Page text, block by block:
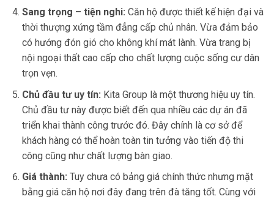
Sang trọng – tiện nghi: Căn hộ được thiết kế hiện đại và
thời thượng xứng tầm đẳng cấp chủ nhân. Vừa đảm bảo
có hướng đón gió cho không khí mát lành. Vừa trang bị
nội ngoại thất cao cấp cho chất lượng cuộc sống cư dân
trọn vẹn.
Chủ đầu tư uy tín: Kita Group là một thương hiệu uy tín.
Chủ đầu tư này được biết đến qua nhiều các dự án đã
triển khai thành công trước đó. Đây chính là cơ sở để
khách hàng có thể hoàn toàn tin tưởng vào tiến độ thi
công cũng như chất lượng bàn giao.
Giá thành: Tuy chưa có bảng giá chính thức nhưng mặt
bằng giá căn hộ nơi đây đang trên đà tăng tốt. Cùng với